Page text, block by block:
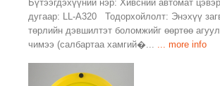
Бүтээгдэхүүний нэр: Хивсний автомат
дугаар: LL-A320 Тодорхойлолт: Энэхүү
төрлийн дэвшилтэт боломжийг өөртөө
чимээ (салбартаа хамгий�...
... more info